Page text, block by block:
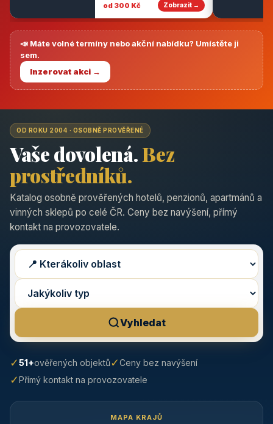
od 300 Kč
Zobrazit →
📣 Máte volné termíny nebo akční nabídku? Umístěte ji
sem.
Inzerovat akci →
OD ROKU 2004 · OSOBNĚ PROVĚŘENÉ
Vaše dovolená.Bez
prostředníků.
Katalog osobně prověřených hotelů, penzionů, apartmánů a
vinných sklepů po celé ČR. Ceny bez navýšení, přímý
kontakt na provozovatele.
Vyhledat
✓51+ověřených objektů✓Ceny bez navýšení
✓Přímý kontakt na provozovatele
MAPA KRAJŮ